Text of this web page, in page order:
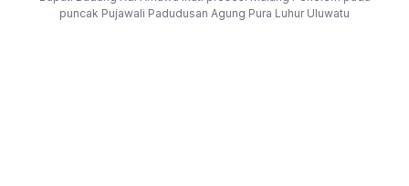
puncak Pujawali Padudusan Agung Pura Luhur Uluwatu